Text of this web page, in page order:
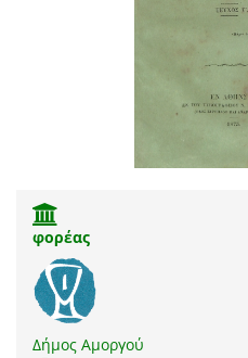
φορέας
Δήμος Αμοργού